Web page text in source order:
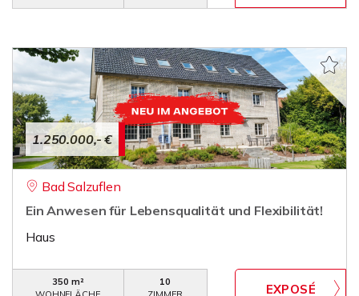
1.250.000,- €
Bad Salzuflen
Ein Anwesen für Lebensqualität und Flexibilität!
Haus
350 m²
10